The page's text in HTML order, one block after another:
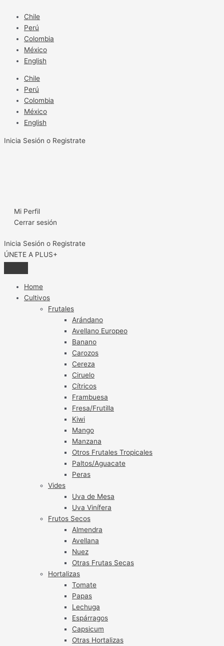
contenido
Chile
Perú
Colombia
México
English
Chile
Perú
Colombia
México
English
Inicia Sesión o Registrate
Mi Perfil
Cerrar sesión
Inicia Sesión o Registrate
ÚNETE A PLUS+
Home
Cultivos
Frutales
Arándano
Avellano Europeo
Banano
Carozos
Cereza
Ciruelo
Cítricos
Frambuesa
Fresa/Frutilla
Kiwi
Mango
Manzana
Otros Frutales Tropicales
Paltos/Aguacate
Peras
Vides
Uva de Mesa
Uva Vinífera
Frutos Secos
Almendra
Avellana
Nuez
Otras Frutas Secas
Hortalizas
Tomate
Papas
Lechuga
Espárragos
Capsicum
Otras Hortalizas